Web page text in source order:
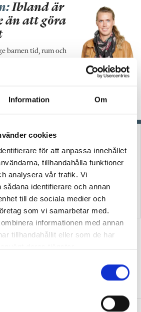
Information Om
cookies
för att anpassa innehållet
tillhandahålla funktioner
analysera vår trafik. Vi
identifierare och annan
till de sociala medier och
som vi samarbetar med.
informationen med annan
tillhandahållit eller som de har
Ibland är
än att göra
barnen tid, rum och
vi ibland fånga
våga vika av från
förskolläraren
Förskoleupprorets
band till naturen med